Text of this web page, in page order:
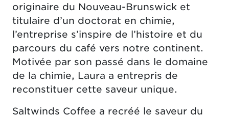
originaire du Nouveau-Brunswick et
titulaire d’un doctorat en chimie,
l’entreprise s’inspire de l’histoire et du
parcours du café vers notre continent.
Motivée par son passé dans le domaine
de la chimie, Laura a entrepris de
reconstituer cette saveur unique.
Saltwinds Coffee a recréé le saveur du